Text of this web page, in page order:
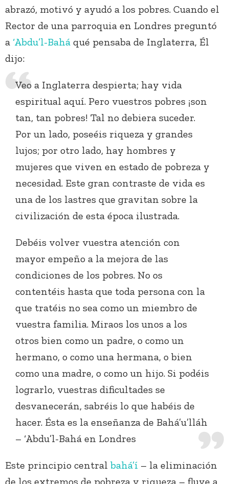
abrazó, motivó y ayudó a los pobres. Cuando el
Rector de una parroquia en Londres preguntó
a ‘Abdu’l-Bahá qué pensaba de Inglaterra, Él
dijo:
Veo a Inglaterra despierta; hay vida
espiritual aquí. Pero vuestros pobres ¡son
tan, tan pobres! Tal no debiera suceder.
Por un lado, poseéis riqueza y grandes
lujos; por otro lado, hay hombres y
mujeres que viven en estado de pobreza y
necesidad. Este gran contraste de vida es
una de los lastres que gravitan sobre la
civilización de esta época ilustrada.
Debéis volver vuestra atención con
mayor empeño a la mejora de las
condiciones de los pobres. No os
contentéis hasta que toda persona con la
que tratéis no sea como un miembro de
vuestra familia. Miraos los unos a los
otros bien como un padre, o como un
hermano, o como una hermana, o bien
como una madre, o como un hijo. Si podéis
lograrlo, vuestras dificultades se
desvanecerán, sabréis lo que habéis de
hacer. Ésta es la enseñanza de Bahá’u’lláh
– ‘Abdu’l-Bahá en Londres
Este principio central bahá’í – la eliminación